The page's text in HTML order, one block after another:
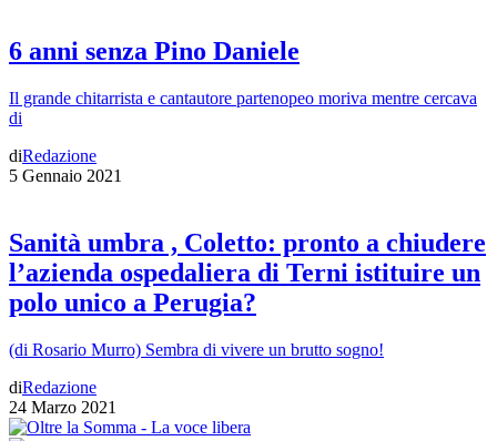
6 anni senza Pino Daniele
Il grande chitarrista e cantautore partenopeo moriva mentre cercava
di
diRedazione
5 Gennaio 2021
Sanità umbra , Coletto: pronto a chiudere
l’azienda ospedaliera di Terni istituire un
polo unico a Perugia?
(di Rosario Murro) Sembra di vivere un brutto sogno!
diRedazione
24 Marzo 2021